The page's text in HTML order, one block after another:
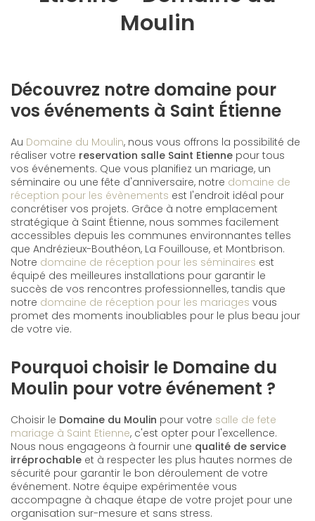
Moulin
Découvrez notre domaine pour
vos événements à Saint Étienne
Au Domaine du Moulin, nous vous offrons la possibilité de
réaliser votre reservation salle Saint Etienne pour tous
vos événements. Que vous planifiez un mariage, un
séminaire ou une fête d'anniversaire, notre domaine de
réception pour les évènements est l'endroit idéal pour
concrétiser vos projets. Grâce à notre emplacement
stratégique à Saint Étienne, nous sommes facilement
accessibles depuis les communes environnantes telles
que Andrézieux-Bouthéon, La Fouillouse, et Montbrison.
Notre domaine de réception pour les séminaires est
équipé des meilleures installations pour garantir le
succès de vos rencontres professionnelles, tandis que
notre domaine de réception pour les mariages vous
promet des moments inoubliables pour le plus beau jour
de votre vie.
Pourquoi choisir le Domaine du
Moulin pour votre événement ?
Choisir le Domaine du Moulin pour votre salle de fete
mariage à Saint Etienne, c'est opter pour l'excellence.
Nous nous engageons à fournir une qualité de service
irréprochable et à respecter les plus hautes normes de
sécurité pour garantir le bon déroulement de votre
événement. Notre équipe expérimentée vous
accompagne à chaque étape de votre projet pour une
organisation sur-mesure et sans stress.